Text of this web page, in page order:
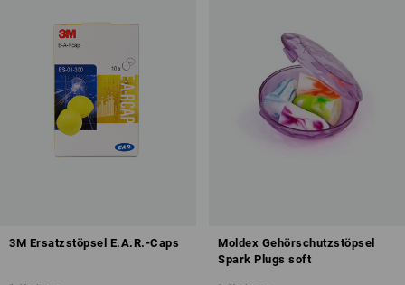
3M Ersatzstöpsel E.A.R.-Caps
Moldex Gehörschutzstöpsel
Spark Plugs soft